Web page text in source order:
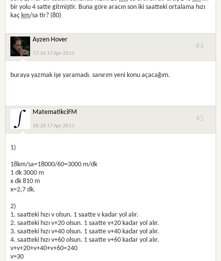
bir yolu 4 satte gitmiştir. Buna göre aracın son iki saatteki ortalama hızı
kaç km/sa tir? (80)
Ayzen Hover
17:56 17 Apr 2011
#4
buraya yazmak işe yaramadı. sanırım yeni konu açacağım.
MatematikciFM
18:28 17 Apr 2011
#5
1)
18km/sa=18000/60=3000 m/dk
1 dk 3000 m
x dk 810 m
x=2,7 dk.
2)
1. saatteki hızı v olsun. 1 saatte v kadar yol alır.
2. saatteki hızı v+20 olsun. 1 saatte v+20 kadar yol alır.
3. saatteki hızı v+40 olsun. 1 saatte v+40 kadar yol alır.
4. saatteki hızı v+60 olsun. 1 saatte v+60 kadar yol alır.
v+v+20+v+40+v+60=240
v=30